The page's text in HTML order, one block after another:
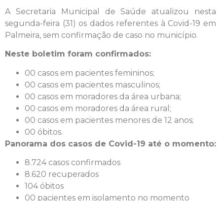
A Secretaria Municipal de Saúde atualizou nesta
segunda-feira (31) os dados referentes à Covid-19 em
Palmeira, sem confirmação de caso no município.
Neste boletim foram confirmados:
00 casos em pacientes femininos;
00 casos em pacientes masculinos;
00 casos em moradores da área urbana;
00 casos em moradores da área rural;
00 casos em pacientes menores de 12 anos;
00 óbitos.
Panorama dos casos de Covid-19 até o momento:
8.724 casos confirmados
8.620 recuperados
104 óbitos
00 pacientes em isolamento no momento